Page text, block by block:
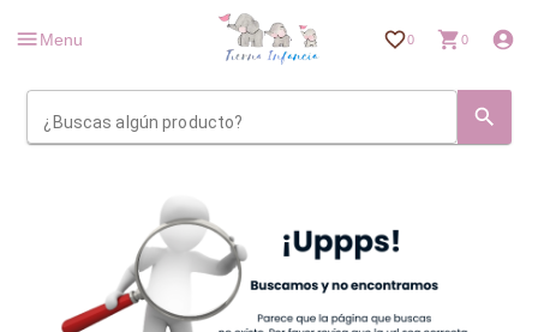
Menu 0 0
¿Buscas algún producto?